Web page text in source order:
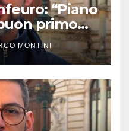
“Piano
primo
non basta”
MONTINI